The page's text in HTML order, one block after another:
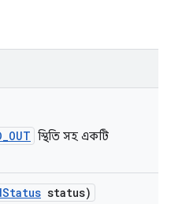
স্থিতি সহ একটি
Status status)